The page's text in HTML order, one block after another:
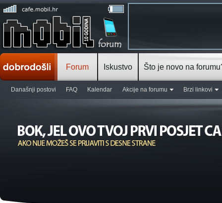
Forum
Današnji postovi FAQ Kalendar Akcije na forumu Brzi linkovi
Iskustvo Što je novo na